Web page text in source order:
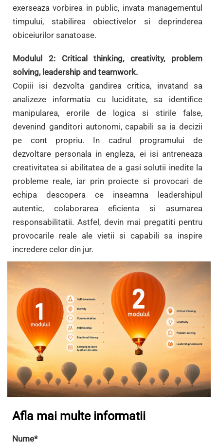
exerseaza vorbirea in public, invata managementul
timpului, stabilirea obiectivelor si deprinderea
obiceiurilor sanatoase.
Modulul 2: Critical thinking, creativity, problem
solving, leadership and teamwork.
Copiii isi dezvolta gandirea critica, invatand sa
analizeze informatia cu luciditate, sa identifice
manipularea, erorile de logica si stirile false,
devenind ganditori autonomi, capabili sa ia decizii
pe cont propriu. In cadrul programului de
dezvoltare personala in engleza, ei isi antreneaza
creativitatea si abilitatea de a gasi solutii inedite la
probleme reale, iar prin proiecte si provocari de
echipa descopera ce inseamna leadershipul
autentic, colaborarea eficienta si asumarea
responsabilitatii. Astfel, devin mai pregatiti pentru
provocarile reale ale vietii si capabili sa inspire
incredere celor din jur.
Afla mai multe informatii
Nume*